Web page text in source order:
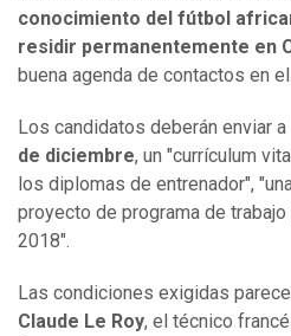
conocimiento del fútbol
residir permanentemente en
buena agenda de contactos en
Los candidatos deberán enviar a
de diciembre, un "currículum
los diplomas de entrenador",
proyecto de programa de
2018".
Las condiciones exigidas
Claude Le Roy, el técnico